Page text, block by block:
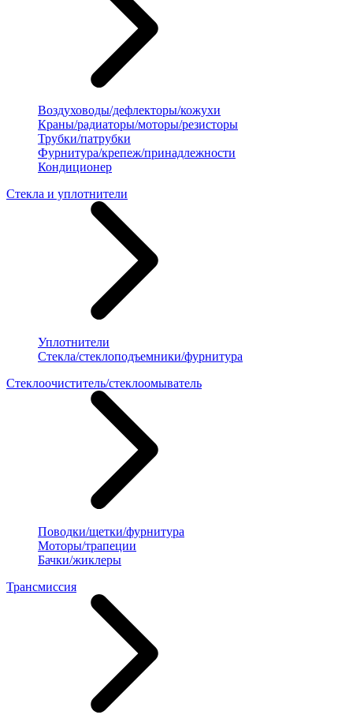
Воздуховоды/дефлекторы/кожухи
Краны/радиаторы/моторы/резисторы
Трубки/патрубки
Фурнитура/крепеж/принадлежности
Кондиционер
Стекла и уплотнители
Уплотнители
Стекла/стеклоподъемники/фурнитура
Стеклоочиститель/стеклоомыватель
Поводки/щетки/фурнитура
Моторы/трапеции
Бачки/жиклеры
Трансмиссия